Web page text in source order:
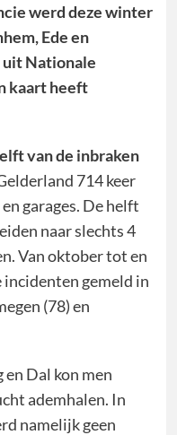
werd deze winter
Ede en
Nationale
kaart heeft
van de inbraken
714 keer
garages. De helft
naar slechts 4
Van oktober tot en
gemeld in
(78) en
en Dal kon men
ademhalen. In
namelijk geen